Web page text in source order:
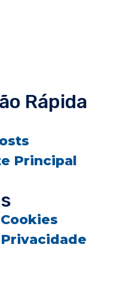
Rápida
Principal